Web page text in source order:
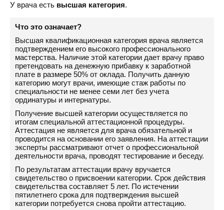
У врача есть высшая категория.
Что это означает?
Высшая квалификационная категория врача является
подтверждением его высокого профессионального
мастерства. Наличие этой категории дает врачу право
претендовать на денежную прибавку к заработной
плате в размере 50% от оклада. Получить данную
категорию могут врачи, имеющие стаж работы по
специальности не менее семи лет без учета
ординатуры и интернатуры.
Получение высшей категории осуществляется по
итогам специальной аттестационной процедуры.
Аттестация не является для врача обязательной и
проводится на основании его заявления. На аттестации
эксперты рассматривают отчет о профессиональной
деятельности врача, проводят тестирование и беседу.
По результатам аттестации врачу вручается
свидетельство о присвоении категории. Срок действия
свидетельства составляет 5 лет. По истечении
пятилетнего срока для подтверждения высшей
категории потребуется снова пройти аттестацию.